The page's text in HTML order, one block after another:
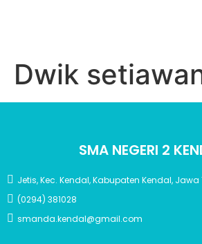
Dwik
SMA NEGERI 2
Jetis, Kec. Kendal, Kabupaten Kendal,
(0294) 381028
smanda.kendal@gmail.com